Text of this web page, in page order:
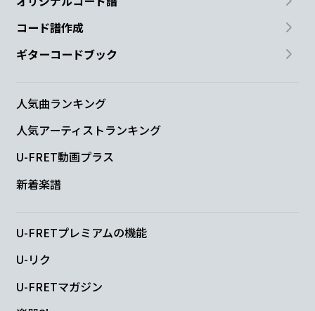
コード譜作成
ギターコードブック
人気曲ランキング
人気アーティストランキング
U-FRET動画プラス
新着楽譜
U-FRETプレミアムの機能
U-リク
U-FRETマガジン